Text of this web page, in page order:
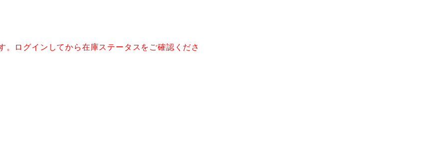
ログインしてから在庫ステータスをご確認くださ